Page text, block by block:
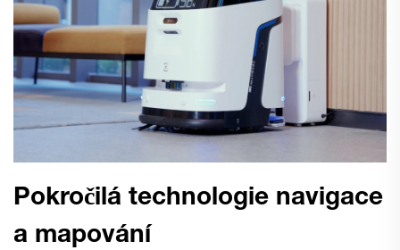
Pokročilá technologie navigace
a mapování